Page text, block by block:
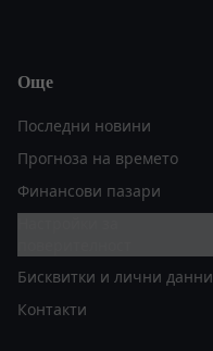
Още
Последни новини
Прогноза на времето
Финансови пазари
Бисквитки и лични данни
Контакти